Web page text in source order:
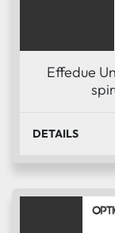
Effedue
DETAILS